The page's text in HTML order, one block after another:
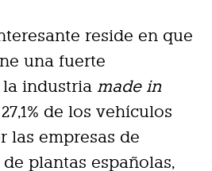
reside en que
una fuerte
industria made in
de los vehículos
las empresas de
plantas españolas,